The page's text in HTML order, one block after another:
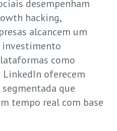
desempenham
hacking,
alcancem um
investimento
como
LinkedIn oferecem
que
tempo real com base